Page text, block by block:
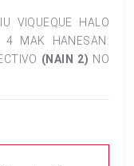
VIQUEQUE HALO
4 MAK HANESAN:
(NAIN 2) NO